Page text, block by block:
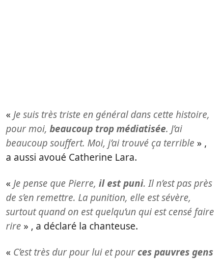
« Je suis très triste en général dans cette histoire,
pour moi, beaucoup trop médiatisée. J’ai
beaucoup souffert. Moi, j’ai trouvé ça terrible » ,
a aussi avoué Catherine Lara.
« Je pense que Pierre, il est puni. Il n’est pas près
de s’en remettre. La punition, elle est sévère,
surtout quand on est quelqu’un qui est censé faire
rire » , a déclaré la chanteuse.
« C’est très dur pour lui et pour ces pauvres gens